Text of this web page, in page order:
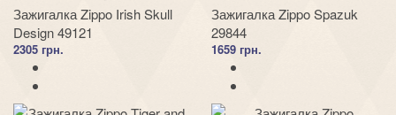
Зажигалка Zippo Irish Skull
Design 49121
2305 грн.
Зажигалка Zippo Spazuk
29844
1659 грн.